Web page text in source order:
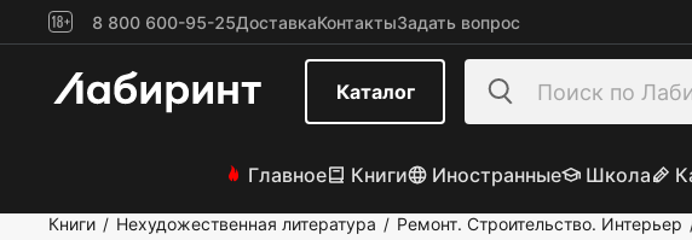
8 800 600-95-25ДоставкаКонтактыЗадать вопрос
Каталог
Главное Книги Иностранные Школа
Книги / Нехудожественная литература / Ремонт. Строительство. Интерьер